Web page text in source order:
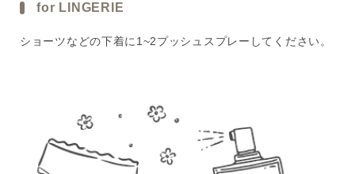
for LINGERIE
ショーツなどの下着に1~2プッシュスプレーしてください。